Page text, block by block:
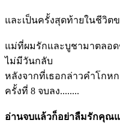
และเป็นครั้งสุดท้ายในชีวิต
แม่ที่ผมรักและบูชามาตลอด
ไม่มีวันกลับ
หลังจากที่เธอกล่าวคำโกหก
ครั้งที่ 8 จบลง........
อ่านจบแล้วก็อย่าลืมรักคุณ